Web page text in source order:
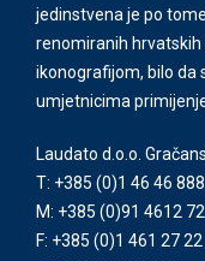
jedinstvena je po
renomiranih
ikonografijom, bilo da
umjetnicima
Laudato d.o.o.
T: +385 (0)1 46 46 888
M: +385 (0)91 4612
F: +385 (0)1 461 27 22